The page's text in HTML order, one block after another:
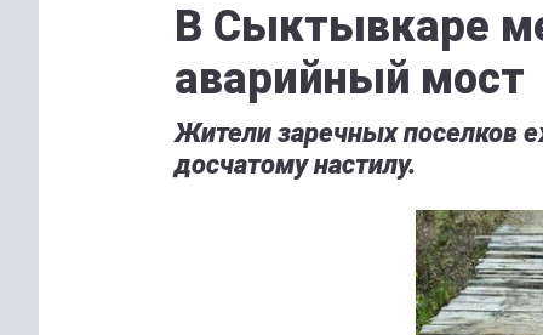
В Сыктывкаре
аварийный мост
Жители заречных поселков
досчатому настилу.